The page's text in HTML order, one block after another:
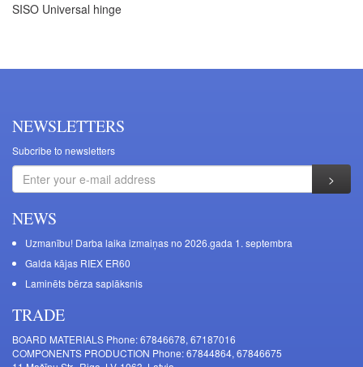
SISO Universal hinge
NEWSLETTERS
Subcribe to newsletters
NEWS
Uzmanību! Darba laika izmaiņas no 2026.gada 1. septembra
Galda kājas RIEX ER60
Laminēts bērza saplāksnis
TRADE
BOARD MATERIALS Phone: 67846678, 67187016
COMPONENTS PRODUCTION Phone: 67844864, 67846675